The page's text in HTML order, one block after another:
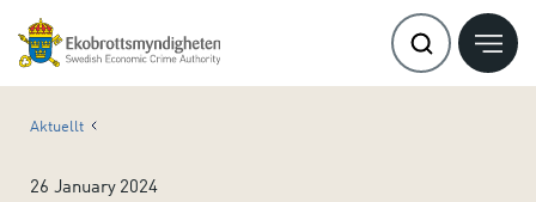
Aktuellt
26 January 2024